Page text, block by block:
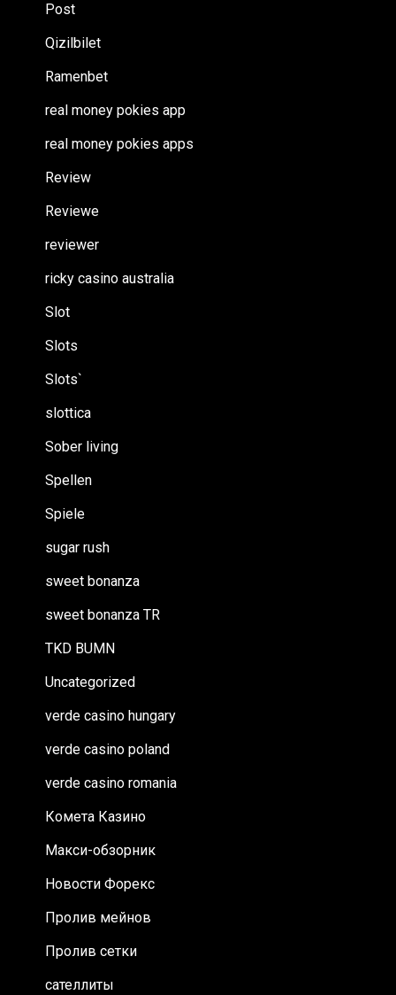
Post
Qizilbilet
Ramenbet
real money pokies app
real money pokies apps
Review
Reviewe
reviewer
ricky casino australia
Slot
Slots
Slots`
slottica
Sober living
Spellen
Spiele
sugar rush
sweet bonanza
sweet bonanza TR
TKD BUMN
Uncategorized
verde casino hungary
verde casino poland
verde casino romania
Комета Казино
Макси-обзорник
Новости Форекс
Пролив мейнов
Пролив сетки
сателлиты